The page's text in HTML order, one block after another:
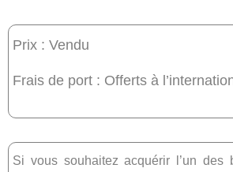
Prix : Vendu
Frais de port : Offerts à
Si vous souhaitez acquérir l’un des